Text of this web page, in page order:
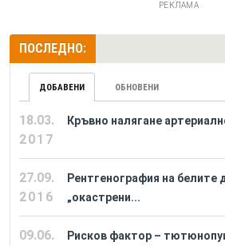
РЕКЛАМА
ПОСЛЕДНО:
ДОБАВЕНИ ОБНОВЕНИ
18.03.
2017
Кръвно налягане
27.09.
2016
Рентгенография на белите
„окастрени...
09.06.
Рисков фактор –